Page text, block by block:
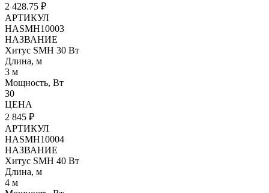
2 428.75 ₽
АРТИКУЛ
HASMH10003
НАЗВАНИЕ
Хитус SMH 30 Вт
Длина, м
3 м
Мощность, Вт
30
ЦЕНА
2 845 ₽
АРТИКУЛ
HASMH10004
НАЗВАНИЕ
Хитус SMH 40 Вт
Длина, м
4 м